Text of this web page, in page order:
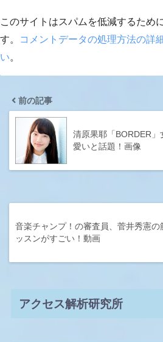
このサイトはスパムを低減するため
す。
コメントデータの処理方法の詳
い。
前の記事
清原果耶「BORDER
愛いと話題！画像
音楽チャンプ！の審査員、菅井秀憲の
ッスンがすごい！動画
アクセス解析研究所